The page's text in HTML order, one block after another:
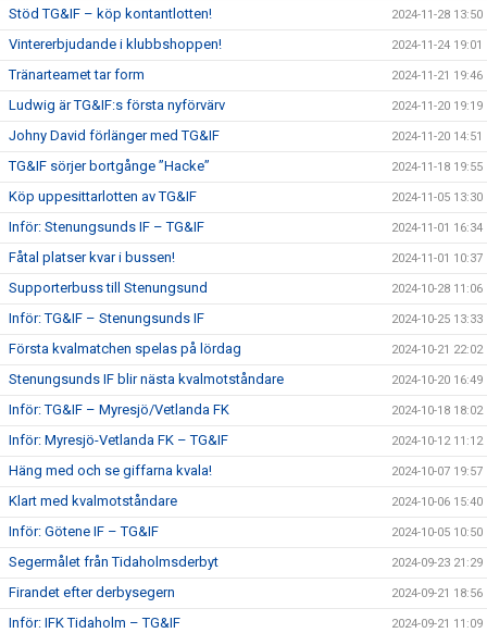
Stöd TG&IF – köp kontantlotten! 2024-11-28 13:50
Vintererbjudande i klubbshoppen! 2024-11-24 19:01
Tränarteamet tar form 2024-11-21 19:46
Ludwig är TG&IF:s första nyförvärv 2024-11-20 19:19
Johny David förlänger med TG&IF 2024-11-20 14:51
TG&IF sörjer bortgånge ”Hacke” 2024-11-18 19:55
Köp uppesittarlotten av TG&IF 2024-11-05 13:30
Inför: Stenungsunds IF – TG&IF 2024-11-01 16:34
Fåtal platser kvar i bussen! 2024-11-01 10:37
Supporterbuss till Stenungsund 2024-10-28 11:06
Inför: TG&IF – Stenungsunds IF 2024-10-25 13:33
Första kvalmatchen spelas på lördag 2024-10-21 22:02
Stenungsunds IF blir nästa kvalmotståndare 2024-10-20 16:49
Inför: TG&IF – Myresjö/Vetlanda FK 2024-10-18 18:02
Inför: Myresjö-Vetlanda FK – TG&IF 2024-10-12 11:12
Häng med och se giffarna kvala! 2024-10-07 19:57
Klart med kvalmotståndare 2024-10-06 15:40
Inför: Götene IF – TG&IF 2024-10-05 10:50
Segermålet från Tidaholmsderbyt 2024-09-23 21:29
Firandet efter derbysegern 2024-09-21 18:56
Inför: IFK Tidaholm – TG&IF 2024-09-21 11:09